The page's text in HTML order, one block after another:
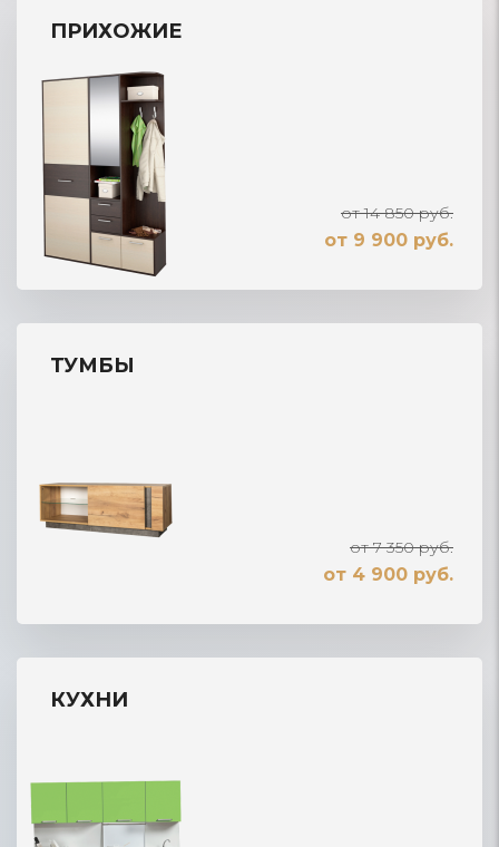
ПРИХОЖИЕ
от 14 850 руб.
от 9 900 руб.
ТУМБЫ
от 7 350 руб.
от 4 900 руб.
КУХНИ